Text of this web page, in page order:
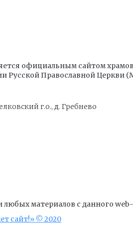
официальным сайтом
Русской Православной Церкви
г.о., д. Гребнево
материалов с данного web-
сайт!» © 2020